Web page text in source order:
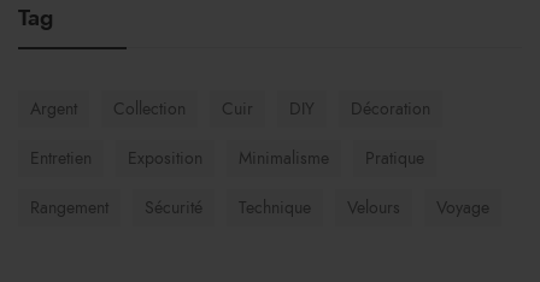
Tag
Argent Collection Cuir DIY Décoration
Entretien Exposition Minimalisme Pratique
Rangement Sécurité Technique Velours Voyage